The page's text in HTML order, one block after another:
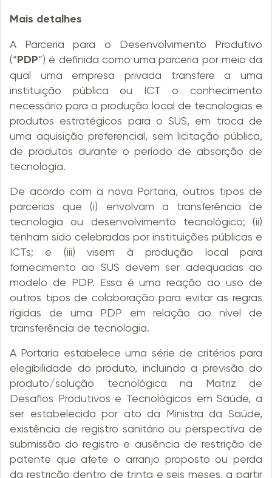
Mais detalhes
A Parceria para o Desenvolvimento Produtivo
(“PDP”) é definida como uma parceria por meio da
qual uma empresa privada transfere a uma
instituição pública ou ICT o conhecimento
necessário para a produção local de tecnologias e
produtos estratégicos para o SUS, em troca de
uma aquisição preferencial, sem licitação pública,
de produtos durante o período de absorção de
tecnologia.
De acordo com a nova Portaria, outros tipos de
parcerias que (i) envolvam a transferência de
tecnologia ou desenvolvimento tecnológico; (ii)
tenham sido celebradas por instituições públicas e
ICTs; e (iii) visem à produção local para
fornecimento ao SUS devem ser adequadas ao
modelo de PDP. Essa é uma reação ao uso de
outros tipos de colaboração para evitar as regras
rígidas de uma PDP em relação ao nível de
transferência de tecnologia.
A Portaria estabelece uma série de critérios para
elegibilidade do produto, incluindo a previsão do
produto/solução tecnológica na Matriz de
Desafios Produtivos e Tecnológicos em Saúde, a
ser estabelecida por ato da Ministra da Saúde,
existência de registro sanitário ou perspectiva de
submissão do registro e ausência de restrição de
patente que afete o arranjo proposto ou perda
da restrição dentro de trinta e seis meses, a partir